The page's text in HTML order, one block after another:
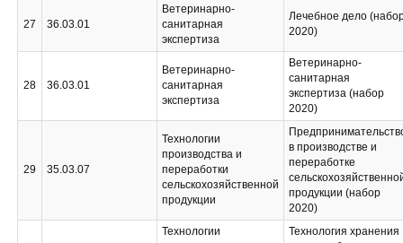
27 36.03.01
Ветеринарно-
санитарная
экспертиза
Лечебное дело
2020)
28 36.03.01
Ветеринарно-
санитарная
экспертиза
Ветеринарно-
санитарная
экспертиза (набор
2020)
29 35.03.07
Технологии
производства и
переработки
сельскохозяйственной
продукции
в производстве и
переработке
продукции (набор
2020)
Технологии
Технология хранения